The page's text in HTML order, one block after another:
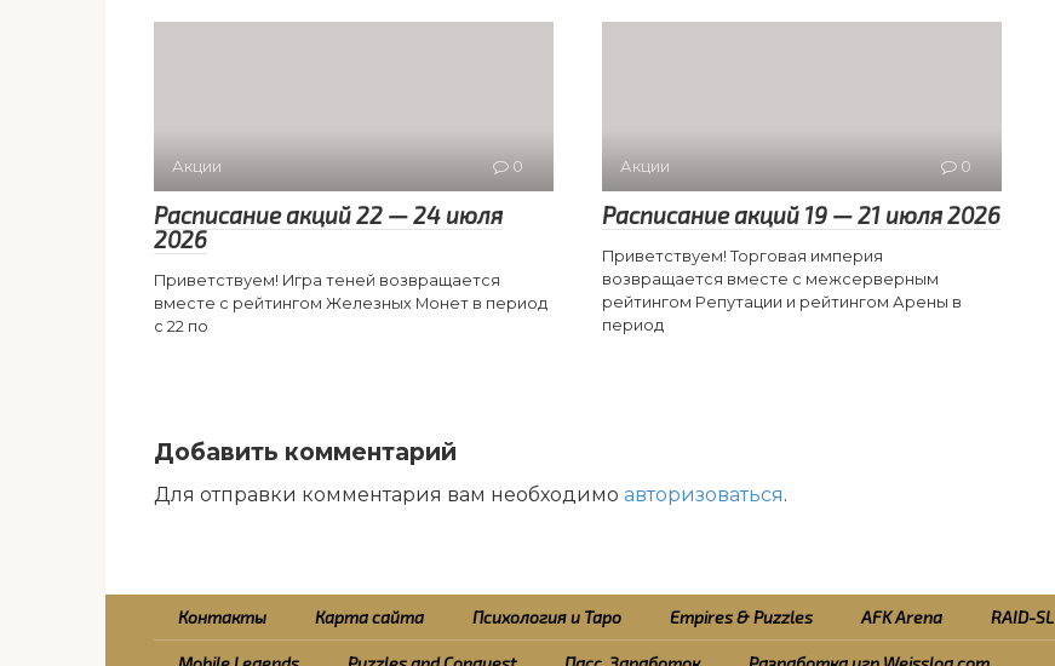
Акции 0
Расписание акций 22 — 24 июля
2026
Приветствуем! Игра теней возвращается
вместе с рейтингом Железных Монет в период
с 22 по
Акции 0
Расписание акций 19 — 21 июля 2026
Приветствуем! Торговая империя
возвращается вместе с межсерверным
рейтингом Репутации и рейтингом Арены в
период
Добавить комментарий
Для отправки комментария вам необходимо авторизоваться.
Контакты Карта сайта Психология и Таро Empires & Puzzles AFK Arena RAID-SL